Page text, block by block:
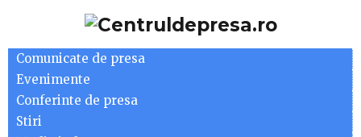
Comunicate de presa
Evenimente
Conferinte de presa
Stiri